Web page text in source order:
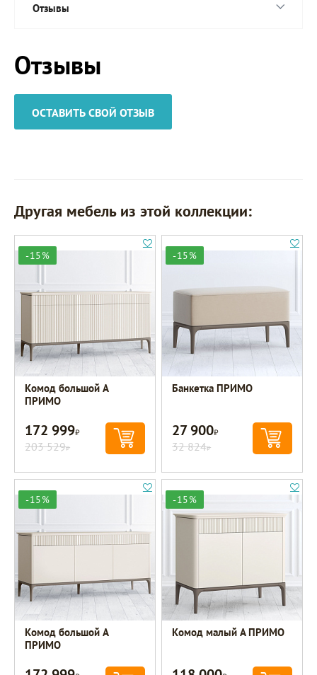
Отзывы
Отзывы
ОСТАВИТЬ СВОЙ ОТЗЫВ
Другая мебель из этой коллекции:
-15%
Комод большой A
ПРИМО
172 999Р
203 529Р
-15%
Банкетка ПРИМО
27 900Р
32 824Р
-15%
Комод большой A
ПРИМО
-15%
Комод малый A ПРИМО